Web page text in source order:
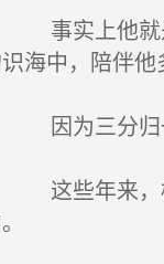
实上他就是
海中，陪伴他
为三分归一
些年来，杨